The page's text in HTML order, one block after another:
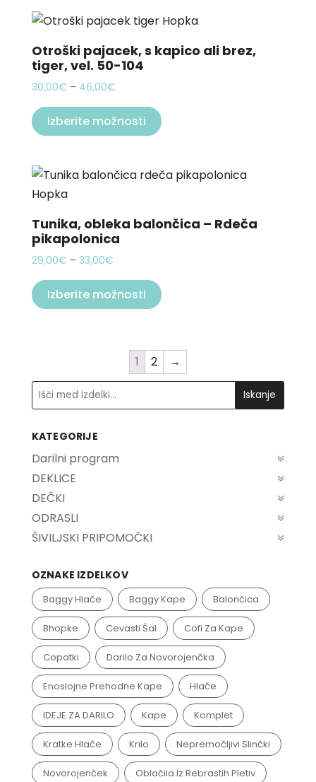
product
page
variants.
The
chosen
product
Otroški pajacek, s kapico ali brez,
tiger, vel. 50-104
30,00€ – 46,00€Price
30,00€
through
Izberite možnosti
product
variants.
options
on
page
Tunika, obleka balončica – Rdeča
pikapolonica
29,00€ – 33,00€Price
29,00€
through
Izberite možnosti
product
variants.
The
may
1 2 →
Iskanje
KATEGORIJE
Darilni program
DEKLICE
DEČKI
ODRASLI
ŠIVILJSKI PRIPOMOČKI
OZNAKE IZDELKOV
Baggy Hlače Baggy Kape Balončica
Bhopke Cevasti Šal Cofi Za Kape
Copatki Darilo Za Novorojenčka
Enoslojne Prehodne Kape Hlače
IDEJE ZA DARILO Kape Komplet
Kratke Hlače Krilo Nepremočljivi Slinčki
Novorojenček Oblačila Iz Rebrastih Pletiv